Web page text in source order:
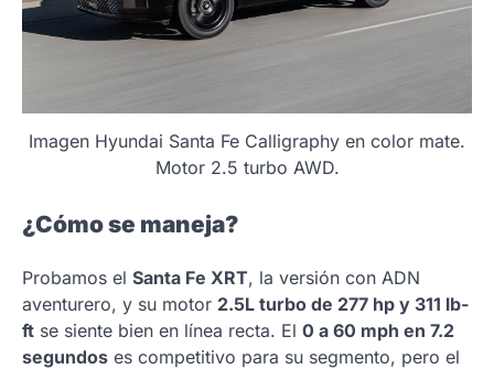
Imagen Hyundai Santa Fe Calligraphy en color mate.
Motor 2.5 turbo AWD.
¿Cómo se maneja?
Probamos el Santa Fe XRT, la versión con ADN
aventurero, y su motor 2.5L turbo de 277 hp y 311 lb-
ft se siente bien en línea recta. El 0 a 60 mph en 7.2
segundos es competitivo para su segmento, pero el